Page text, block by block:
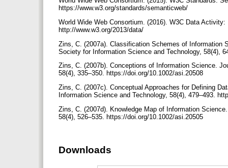
https://www.w3.org/standards/semanticweb/
World Wide Web Consortium. (2016). W3C Data
http://www.w3.org/2013/data/
Zins, C. (2007a). Classification Schemes of Information
Society for Information Science and Technology, 58(4),
Zins, C. (2007b). Conceptions of Information Science.
58(4), 335–350. https://doi.org/10.1002/asi.20508
Zins, C. (2007c). Conceptual Approaches for Defining
Information Science and Technology, 58(4), 479–493.
Zins, C. (2007d). Knowledge Map of Information
58(4), 526–535. https://doi.org/10.1002/asi.20505
Downloads